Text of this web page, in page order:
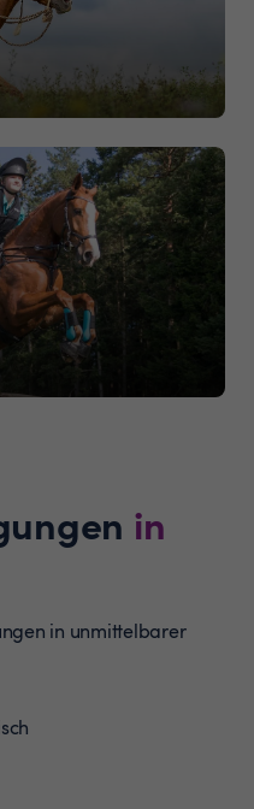
in
in unmittelbarer